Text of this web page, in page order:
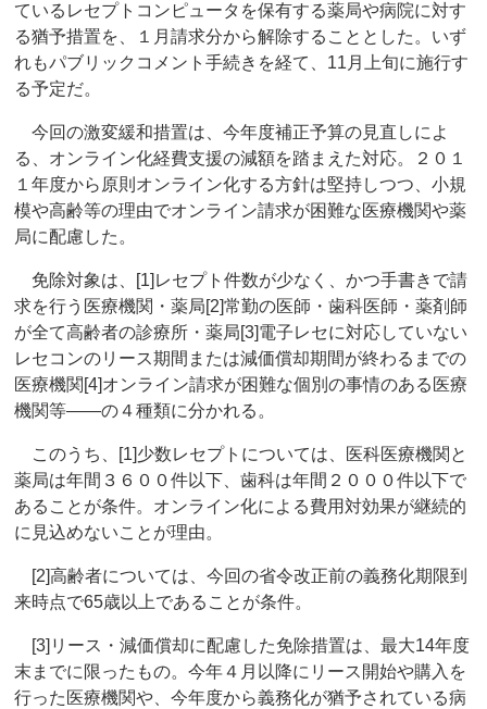
ているレセプトコンピュータを保有する薬局や病院に対す
る猶予措置を、１月請求分から解除することとした。いず
れもパブリックコメント手続きを経て、11月上旬に施行す
る予定だ。
今回の激変緩和措置は、今年度補正予算の見直しによ
る、オンライン化経費支援の減額を踏まえた対応。２０１
１年度から原則オンライン化する方針は堅持しつつ、小規
模や高齢等の理由でオンライン請求が困難な医療機関や薬
局に配慮した。
免除対象は、[1]レセプト件数が少なく、かつ手書きで請
求を行う医療機関・薬局[2]常勤の医師・歯科医師・薬剤師
が全て高齢者の診療所・薬局[3]電子レセに対応していない
レセコンのリース期間または減価償却期間が終わるまでの
医療機関[4]オンライン請求が困難な個別の事情のある医療
機関等――の４種類に分かれる。
このうち、[1]少数レセプトについては、医科医療機関と
薬局は年間３６００件以下、歯科は年間２０００件以下で
あることが条件。オンライン化による費用対効果が継続的
に見込めないことが理由。
[2]高齢者については、今回の省令改正前の義務化期限到
来時点で65歳以上であることが条件。
[3]リース・減価償却に配慮した免除措置は、最大14年度
末までに限ったもの。今年４月以降にリース開始や購入を
行った医療機関や、今年度から義務化が猶予されている病